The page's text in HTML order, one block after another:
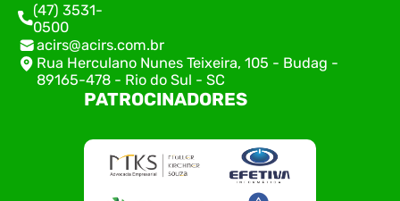
(47) 3531-
0500
acirs@acirs.com.br
Rua Herculano Nunes Teixeira, 105 - Budag -
89165-478 - Rio do Sul - SC
PATROCINADORES